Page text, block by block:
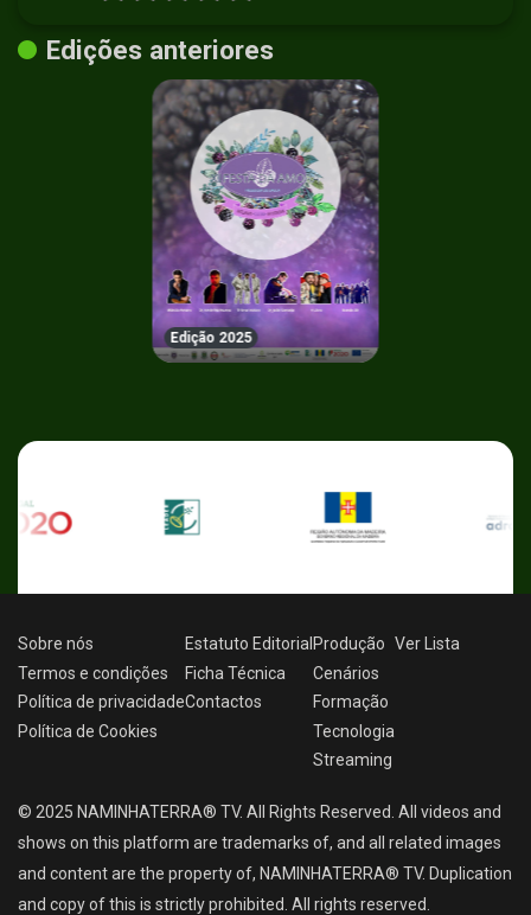
Edições anteriores
Edição 2025
Sobre nós
Termos e condições
Política de privacidade
Política de Cookies
Estatuto Editorial
Ficha Técnica
Contactos
Produção
Cenários
Formação
Tecnologia
Streaming
Ver Lista
© 2025 NAMINHATERRA® TV. All Rights Reserved. All videos and
shows on this platform are trademarks of, and all related images
and content are the property of, NAMINHATERRA® TV. Duplication
and copy of this is strictly prohibited. All rights reserved.